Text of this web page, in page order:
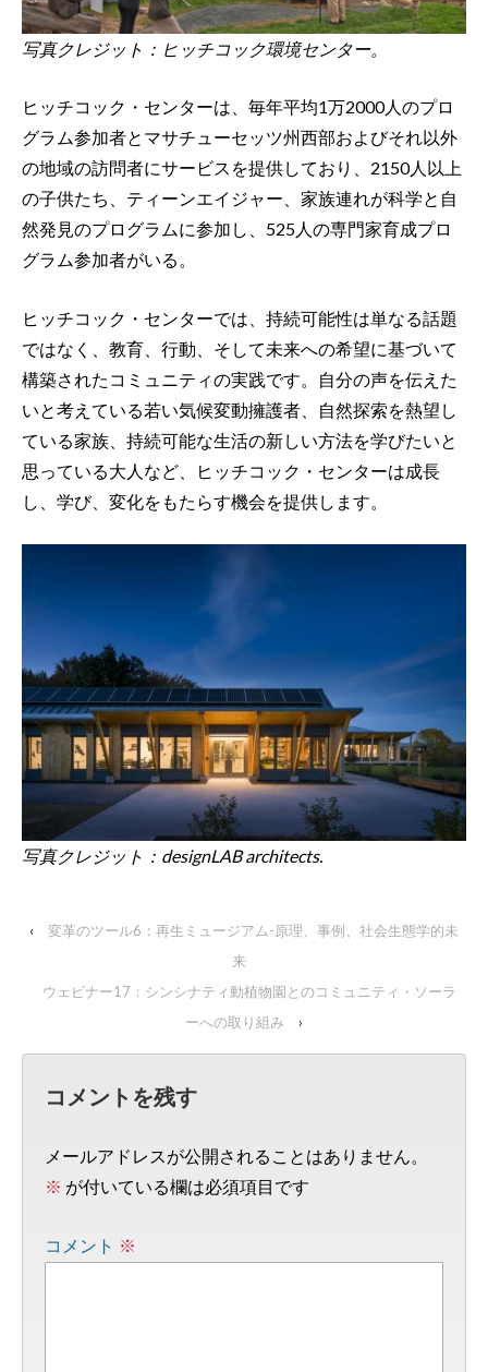
写真クレジット：ヒッチコック環境センター。
ヒッチコック・センターは、毎年平均1万2000人のプロ
グラム参加者とマサチューセッツ州西部およびそれ以外
の地域の訪問者にサービスを提供しており、2150人以上
の子供たち、ティーンエイジャー、家族連れが科学と自
然発見のプログラムに参加し、525人の専門家育成プロ
グラム参加者がいる。
ヒッチコック・センターでは、持続可能性は単なる話題
ではなく、教育、行動、そして未来への希望に基づいて
構築されたコミュニティの実践です。自分の声を伝えた
いと考えている若い気候変動擁護者、自然探索を熱望し
ている家族、持続可能な生活の新しい方法を学びたいと
思っている大人など、ヒッチコック・センターは成長
し、学び、変化をもたらす機会を提供します。
写真クレジット：designLAB architects.
‹
変革のツール6：再生ミュージアム-原理、事例、社会生態学的未
来
ウェビナー17：シンシナティ動植物園とのコミュニティ・ソーラ
ーへの取り組み
›
コメントを残す
メールアドレスが公開されることはありません。
※ が付いている欄は必須項目です
コメント ※